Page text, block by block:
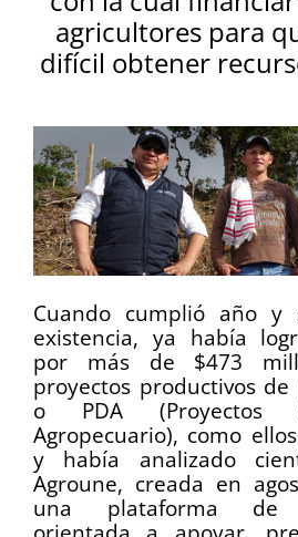
agricultores para
difícil obtener
Cuando cumplió año y
existencia, ya había
por más de $473
proyectos productivos de
o PDA (Proyectos
Agropecuario), como
y había analizado
Agroune, creada en
una plataforma de